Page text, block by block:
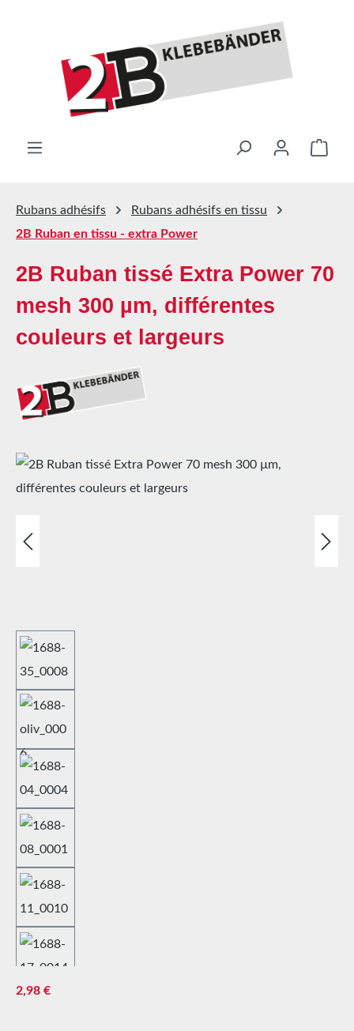
Le
Rubans adhésifs
Rubans adhésifs en tissu
2B Ruban en tissu - extra Power
2B Ruban tissé Extra Power 70
mesh 300 µm, différentes
couleurs et largeurs
Ignorer la galerie d'images
Prix régulier :
2,98 €